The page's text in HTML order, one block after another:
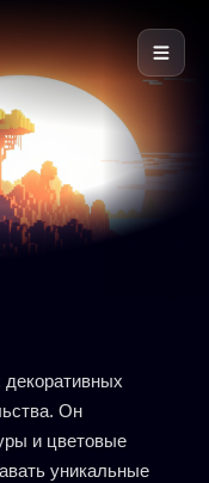
Он
и цветовые
уникальные